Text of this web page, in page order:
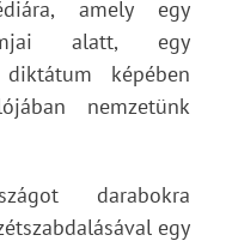
amely egy
alatt, egy
diktátum képében
nemzetünk
darabokra
egy